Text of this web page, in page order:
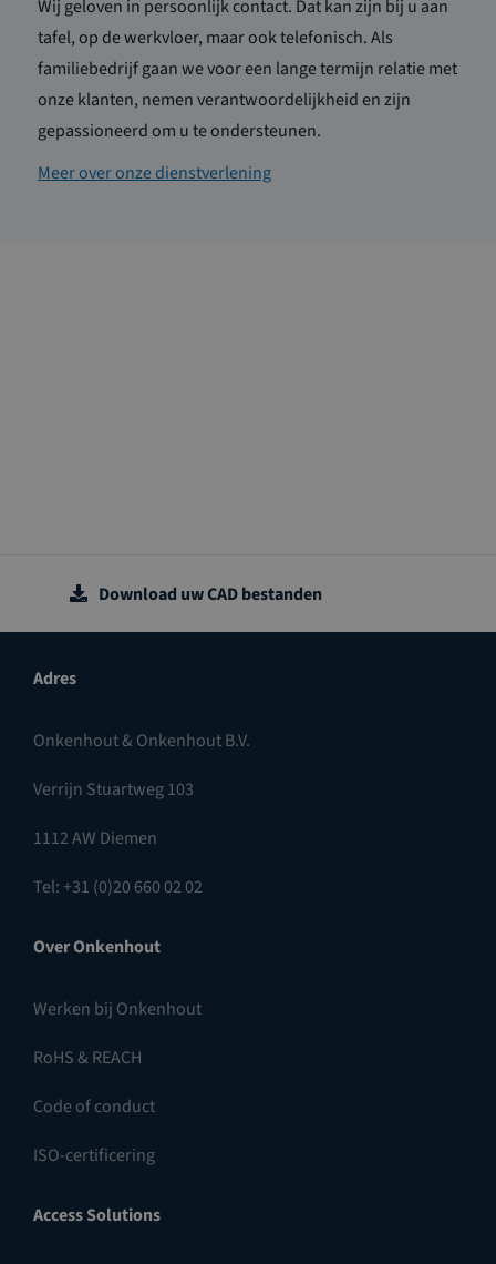
Wij geloven in persoonlijk contact. Dat kan zijn bij u aan
tafel, op de werkvloer, maar ook telefonisch. Als
familiebedrijf gaan we voor een lange termijn relatie met
onze klanten, nemen verantwoordelijkheid en zijn
gepassioneerd om u te ondersteunen.
Meer over onze dienstverlening
Download uw CAD bestanden
Adres
Onkenhout & Onkenhout B.V.
Verrijn Stuartweg 103
1112 AW Diemen
Tel: +31 (0)20 660 02 02
Over Onkenhout
Werken bij Onkenhout
RoHS & REACH
Code of conduct
ISO-certificering
Access Solutions